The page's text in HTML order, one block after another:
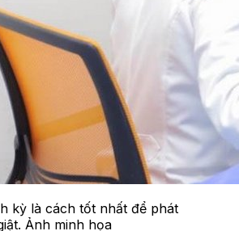
kỳ là cách tốt nhất để phát
Ảnh minh họa